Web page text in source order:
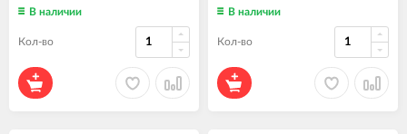
В наличии
Кол-во
В наличии
Кол-во